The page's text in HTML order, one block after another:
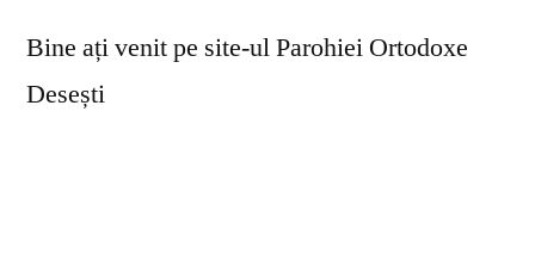
Bine ați venit pe site-ul Parohiei Ortodoxe
Desești